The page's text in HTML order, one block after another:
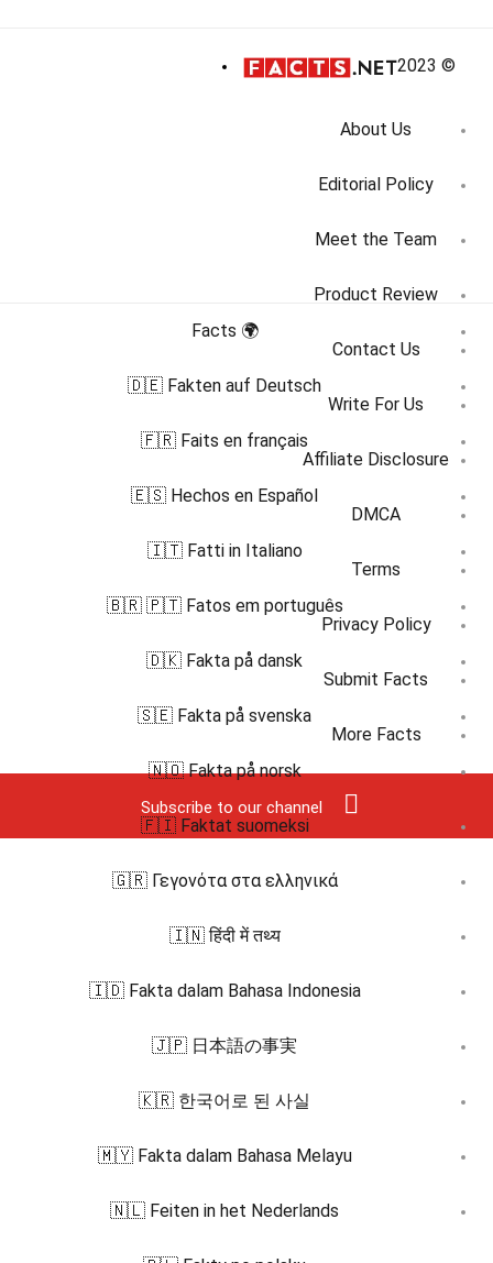
© 2023
About Us
Editorial Policy
Meet the Team
Product Review
Contact Us
Write For Us
Affiliate Disclosure
DMCA
Terms
Privacy Policy
Submit Facts
More Facts
Subscribe to our channel
🌍 Facts
🇩🇪 Fakten auf Deutsch
🇫🇷 Faits en français
🇪🇸 Hechos en Español
🇮🇹 Fatti in Italiano
🇧🇷 🇵🇹 Fatos em português
🇩🇰 Fakta på dansk
🇸🇪 Fakta på svenska
🇳🇴 Fakta på norsk
🇫🇮 Faktat suomeksi
🇬🇷 Γεγονότα στα ελληνικά
🇮🇳 हिंदी में तथ्य
🇮🇩 Fakta dalam Bahasa Indonesia
🇯🇵 日本語の事実
🇰🇷 한국어로 된 사실
🇲🇾 Fakta dalam Bahasa Melayu
🇳🇱 Feiten in het Nederlands